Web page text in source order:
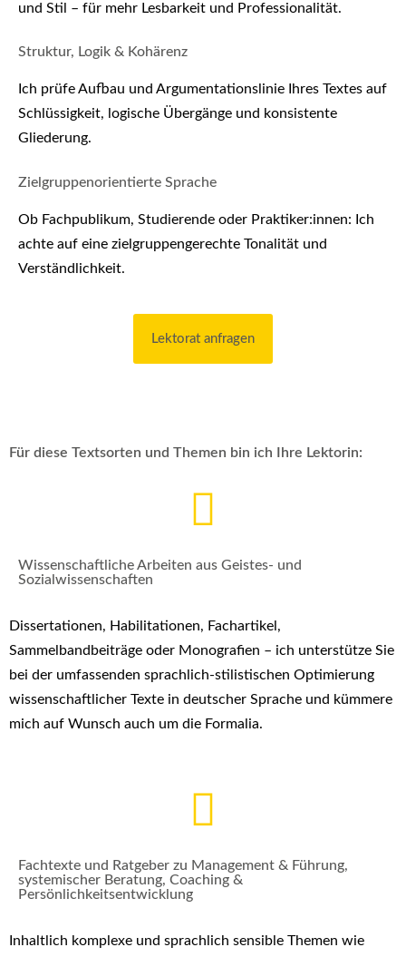
und Stil – für mehr Lesbarkeit und Professionalität.
Struktur, Logik & Kohärenz
Ich prüfe Aufbau und Argumentationslinie Ihres Textes auf
Schlüssigkeit, logische Übergänge und konsistente
Gliederung.
Zielgruppenorientierte Sprache
Ob Fachpublikum, Studierende oder Praktiker:innen: Ich
achte auf eine zielgruppengerechte Tonalität und
Verständlichkeit.
Lektorat anfragen
Für diese Textsorten und Themen bin ich Ihre Lektorin:
Wissenschaftliche Arbeiten aus Geistes- und
Sozialwissenschaften
Dissertationen, Habilitationen, Fachartikel,
Sammelbandbeiträge oder Monografien – ich unterstütze Sie
bei der umfassenden sprachlich-stilistischen Optimierung
wissenschaftlicher Texte in deutscher Sprache und kümmere
mich auf Wunsch auch um die Formalia.
Fachtexte und Ratgeber zu Management & Führung,
systemischer Beratung, Coaching &
Persönlichkeitsentwicklung
Inhaltlich komplexe und sprachlich sensible Themen wie